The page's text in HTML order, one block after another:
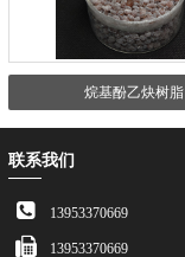
烷基酚乙炔树脂
联系我们
13953370669
13953370669